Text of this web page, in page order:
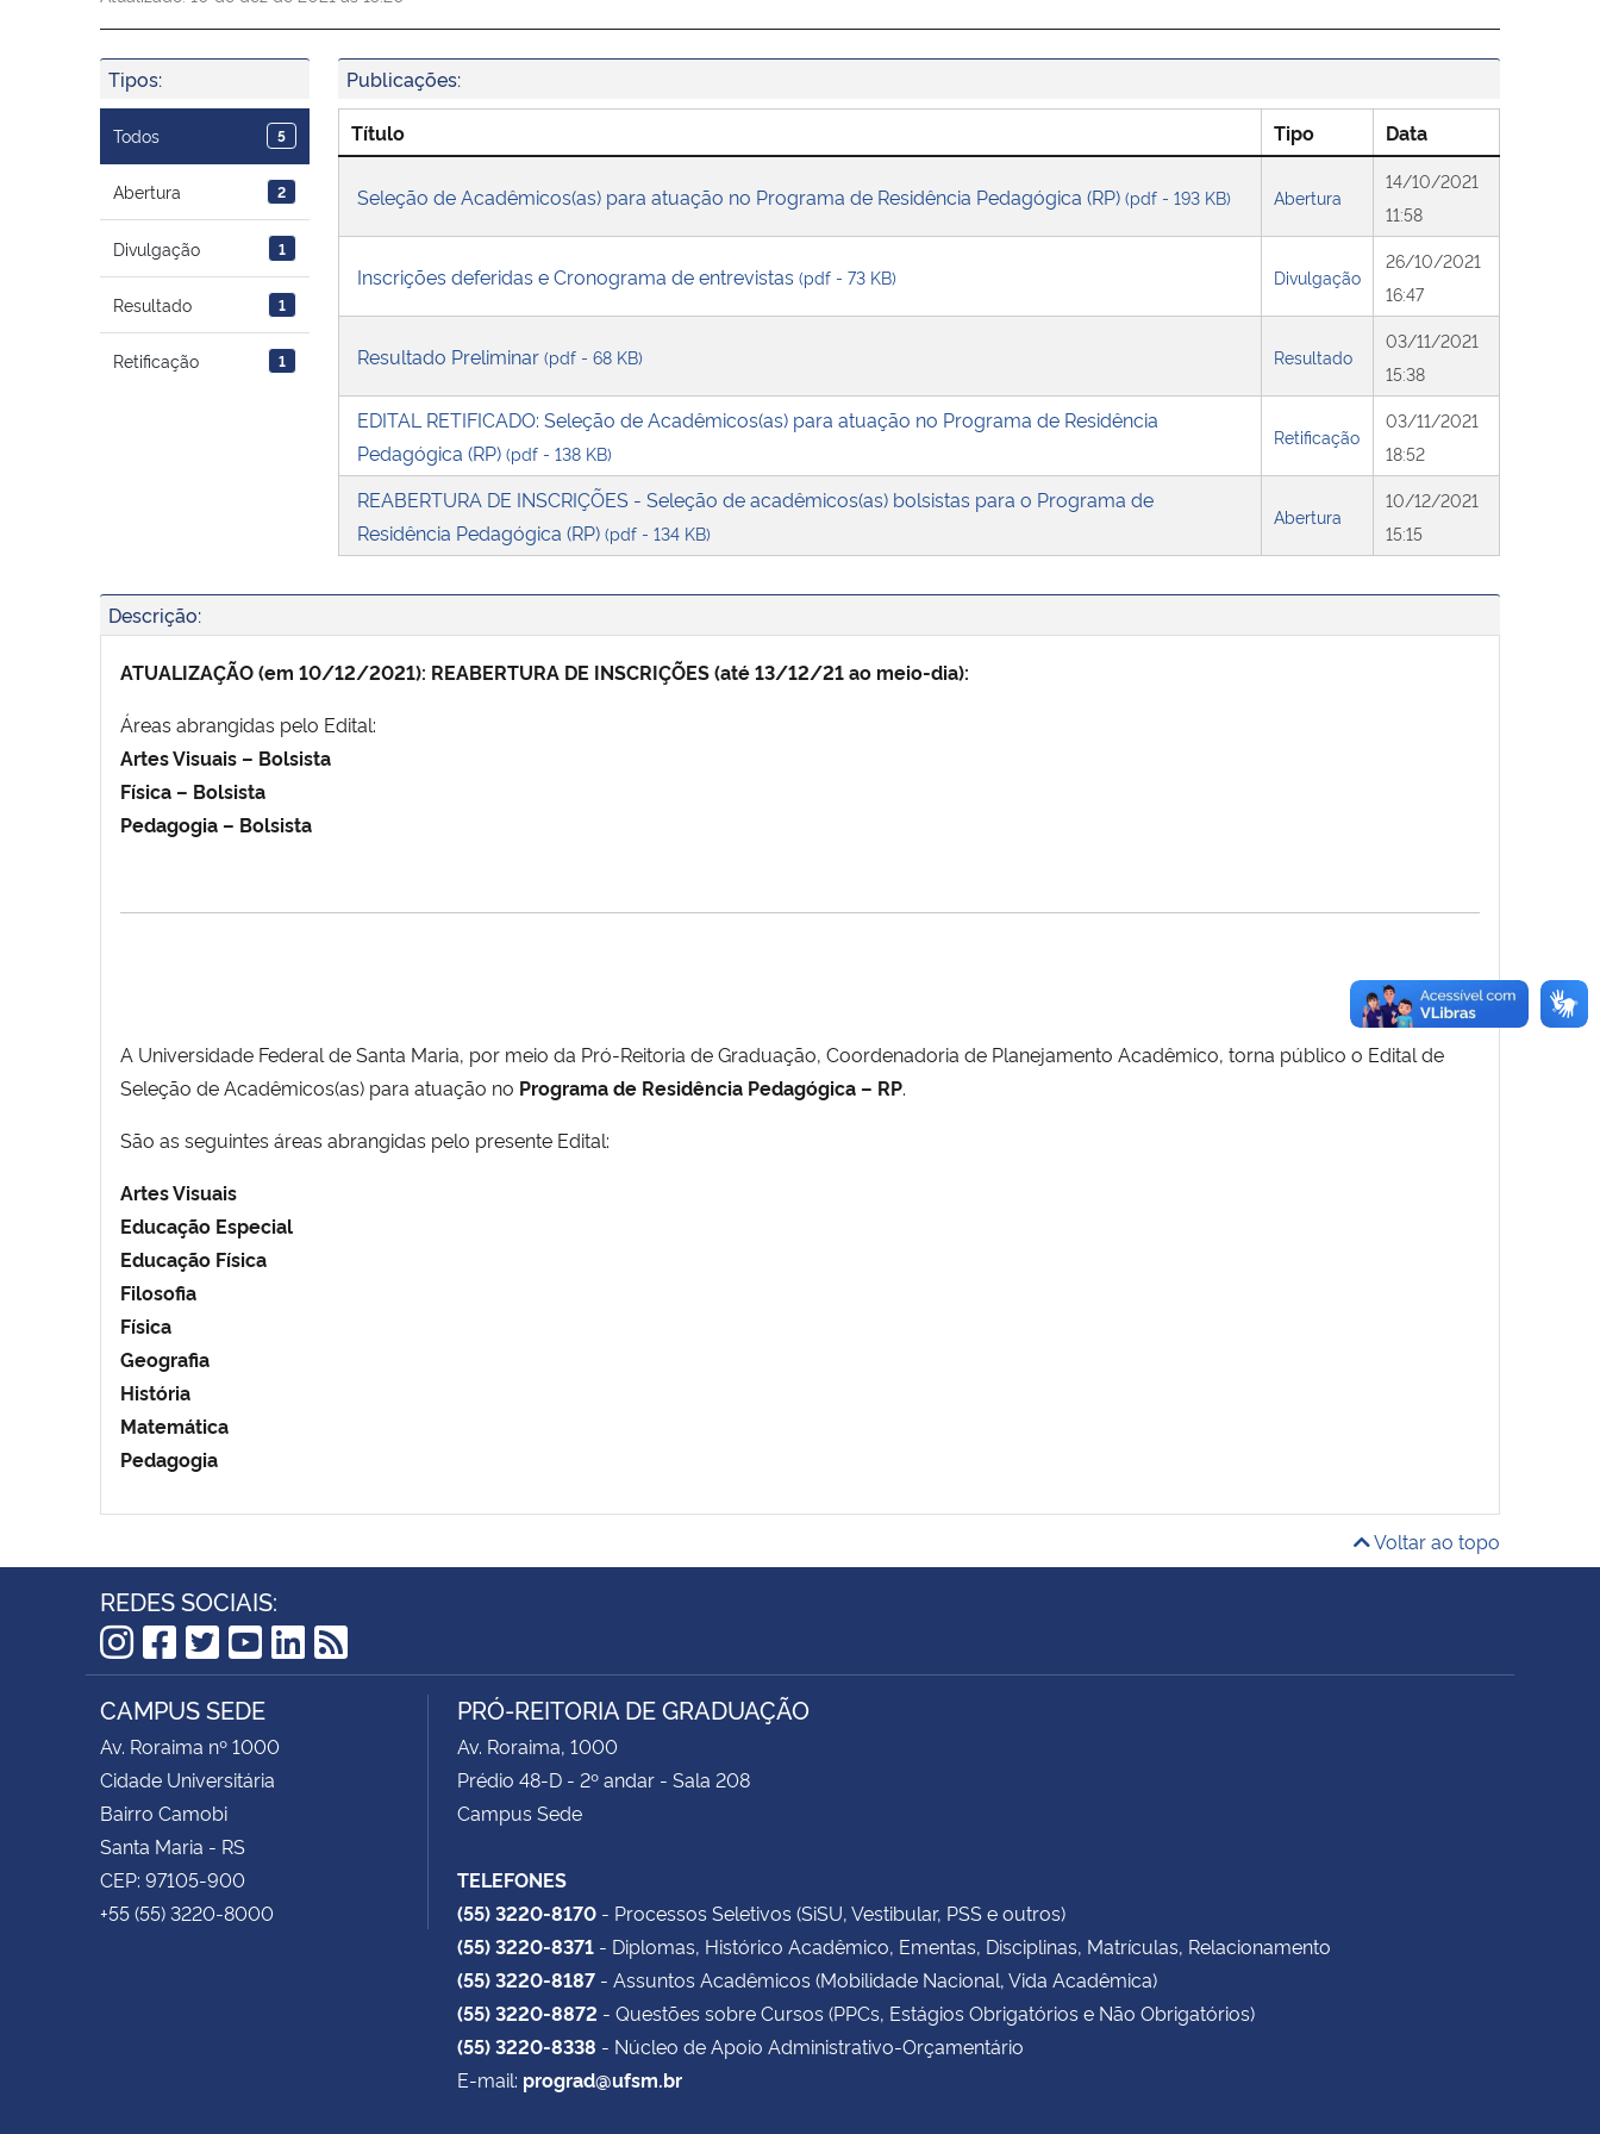
Tipos:
Todos 5
Abertura 2
Divulgação 1
Resultado 1
Retificação 1
Publicações:
Título Tipo Data
Seleção de Acadêmicos(as) para atuação no Programa de Residência Pedagógica (RP) (pdf - 193 KB) Abertura
14/10/2021
11:58
Inscrições deferidas e Cronograma de entrevistas (pdf - 73 KB) Divulgação
26/10/2021
16:47
Resultado Preliminar (pdf - 68 KB) Resultado
03/11/2021
15:38
EDITAL RETIFICADO: Seleção de Acadêmicos(as) para atuação no Programa de Residência
Pedagógica (RP) (pdf - 138 KB)
Retificação
03/11/2021
18:52
REABERTURA DE INSCRIÇÕES - Seleção de acadêmicos(as) bolsistas para o Programa de
Residência Pedagógica (RP) (pdf - 134 KB)
Abertura
10/12/2021
15:15
Descrição:
ATUALIZAÇÃO (em 10/12/2021): REABERTURA DE INSCRIÇÕES (até 13/12/21 ao meio-dia):
Áreas abrangidas pelo Edital:
Artes Visuais – Bolsista
Física – Bolsista
Pedagogia – Bolsista
A Universidade Federal de Santa Maria, por meio da Pró-Reitoria de Graduação, Coordenadoria de Planejamento Acadêmico, torna público o Edital de
Seleção de Acadêmicos(as) para atuação no Programa de Residência Pedagógica – RP.
São as seguintes áreas abrangidas pelo presente Edital:
Artes Visuais
Educação Especial
Educação Física
Filosofia
Física
Geografia
História
Matemática
Pedagogia
Voltar ao topo
REDES SOCIAIS:
Instagram
Facebook
Twitter
YouTube
LinkedIn
RSS
CAMPUS SEDE
Av. Roraima nº 1000
Cidade Universitária
Bairro Camobi
Santa Maria - RS
CEP: 97105-900
+55 (55) 3220-8000
PRÓ-REITORIA DE GRADUAÇÃO
Av. Roraima, 1000
Prédio 48-D - 2º andar - Sala 208
Campus Sede
TELEFONES
(55) 3220-8170 - Processos Seletivos (SiSU, Vestibular, PSS e outros)
(55) 3220-8371 - Diplomas, Histórico Acadêmico, Ementas, Disciplinas, Matrículas, Relacionamento
(55) 3220-8187 - Assuntos Acadêmicos (Mobilidade Nacional, Vida Acadêmica)
(55) 3220-8872 - Questões sobre Cursos (PPCs, Estágios Obrigatórios e Não Obrigatórios)
(55) 3220-8338 - Núcleo de Apoio Administrativo-Orçamentário
E-mail: prograd@ufsm.br